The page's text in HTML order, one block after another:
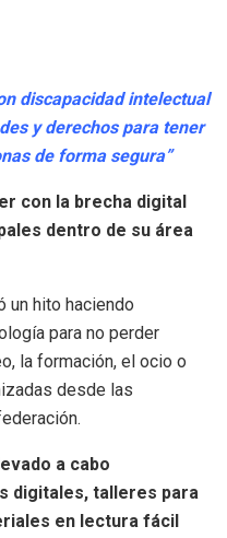
discapacidad intelectual
y derechos para tener
de forma segura”
con la brecha digital
dentro de su área
un hito haciendo
para no perder
la formación, el ocio o
desde las
a cabo
digitales, talleres para
en lectura fácil